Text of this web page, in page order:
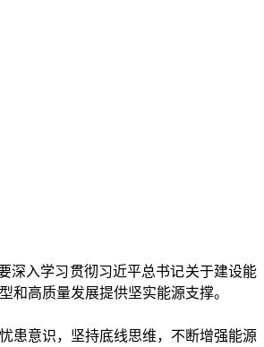
深入学习贯彻习近平总书记关于建设能
高质量发展提供坚实能源支撑。
患意识，坚持底线思维，不断增强能源